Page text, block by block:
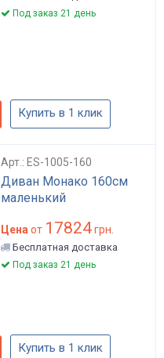
Под заказ 21 день
Купить в 1 клик
Арт.: ES-1005-160
Диван Монако 160см
маленький
Цена от 17824грн.
Бесплатная доставка
Под заказ 21 день
Купить в 1 клик